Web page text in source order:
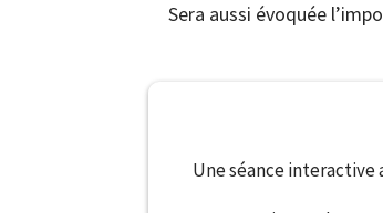
Sera aussi évoquée
Une séance interactive